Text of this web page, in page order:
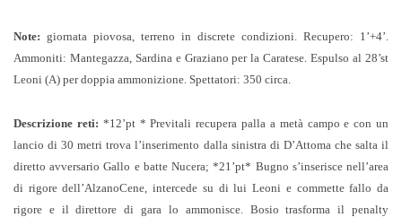
Note: giornata piovosa, terreno in discrete condizioni. Recupero: 1’+4’.
Ammoniti: Mantegazza, Sardina e Graziano per la Caratese. Espulso al 28’st
Leoni (A) per doppia ammonizione. Spettatori: 350 circa.
Descrizione reti: *12’pt * Previtali recupera palla a metà campo e con un
lancio di 30 metri trova l’inserimento dalla sinistra di D’Attoma che salta il
diretto avversario Gallo e batte Nucera; *21’pt* Bugno s’inserisce nell’area
di rigore dell’AlzanoCene, intercede su di lui Leoni e commette fallo da
rigore e il direttore di gara lo ammonisce. Bosio trasforma il penalty